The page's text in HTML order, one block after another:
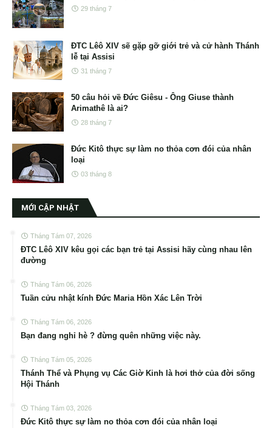
29 tháng 7
ĐTC Lêô XIV sẽ gặp gỡ giới trẻ và cử hành Thánh
lễ tại Assisi
31 tháng 7
50 câu hỏi về Đức Giêsu - Ông Giuse thành
Arimathê là ai?
28 tháng 7
Đức Kitô thực sự làm no thỏa cơn đói của nhân
loại
03 tháng 8
MỚI CẬP NHẬT
Tháng Tám 07, 2026
ĐTC Lêô XIV kêu gọi các bạn trẻ tại Assisi hãy cùng nhau lên
đường
Tháng Tám 06, 2026
Tuần cửu nhật kính Đức Maria Hồn Xác Lên Trời
Tháng Tám 06, 2026
Bạn đang nghỉ hè ? đừng quên những việc này.
Tháng Tám 05, 2026
Thánh Thể và Phụng vụ Các Giờ Kinh là hơi thở của đời sống
Hội Thánh
Tháng Tám 03, 2026
Đức Kitô thực sự làm no thỏa cơn đói của nhân loại